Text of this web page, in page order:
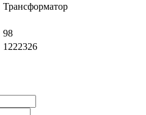
Трансформатор
98
1222326